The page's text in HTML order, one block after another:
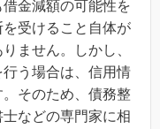
金減額の可能性を
受けること自体が
ません。しかし、
う場合は、信用情
そのため、債務整
などの専門家に相